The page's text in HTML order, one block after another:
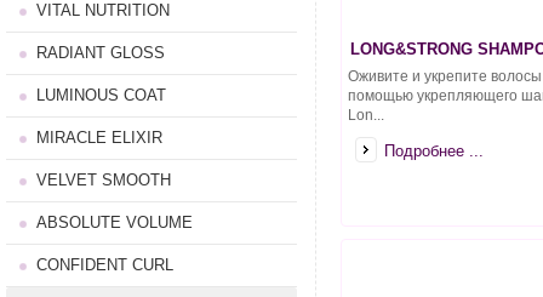
VITAL NUTRITION
RADIANT GLOSS
LUMINOUS COAT
MIRACLE ELIXIR
VELVET SMOOTH
ABSOLUTE VOLUME
CONFIDENT CURL
LONG&STRONG
Оживите и укрепите волосы
помощью укрепляющего
Lon...
Подробнее ...